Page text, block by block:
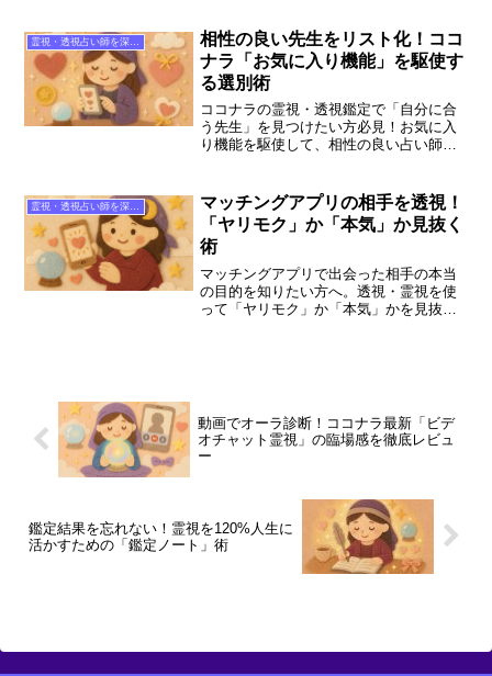
み先生など、対応が丁寧な人気占い師も
ご紹介します。
霊視・透視占い師を深掘り
相性の良い先生をリスト化！ココ
ナラ「お気に入り機能」を駆使す
る選別術
ココナラの霊視・透視鑑定で「自分に合
う先生」を見つけたい方必見！お気に入
り機能を駆使して、相性の良い占い師を
師の選び方や相談のコツ、依存しないた
めの心構えも詳しくご紹介。
マッチングアプリの相手を透視！
「ヤリモク」か「本気」か見抜く
術
マッチングアプリで出会った相手の本当
の目的を知りたい方へ。透視・霊視を使
って「ヤリモク」か「本気」かを見抜く
動画でオーラ診断！ココナラ最新「ビデ
オチャット霊視」の臨場感を徹底レビュ
ー
鑑定結果を忘れない！霊視を120%人生に
活かすための「鑑定ノート」術